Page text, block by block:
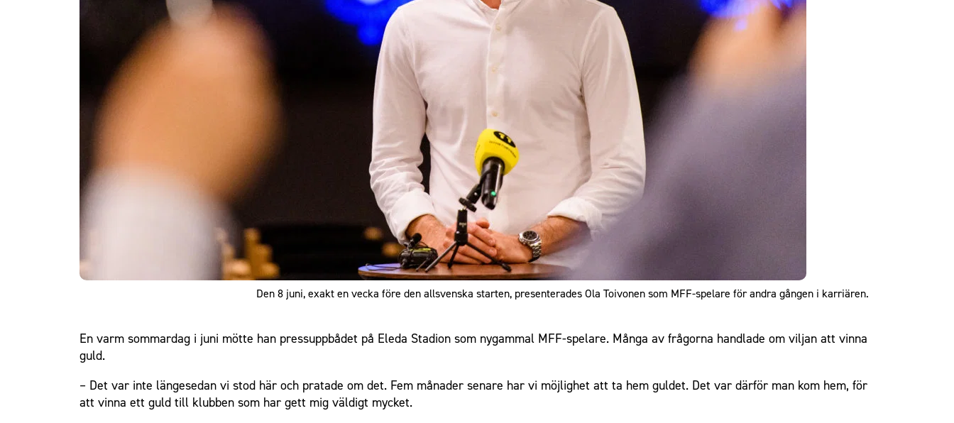
Den 8 juni, exakt en vecka före den allsvenska starten, presenterades Ola Toivonen som MFF-spelare för andra gången i karriären.
En varm sommardag i juni mötte han pressuppbådet på Eleda Stadion som nygammal MFF-spelare. Många av frågorna handlade om viljan att vinna
guld.
– Det var inte längesedan vi stod här och pratade om det. Fem månader senare har vi möjlighet att ta hem guldet. Det var därför man kom hem, för
att vinna ett guld till klubben som har gett mig väldigt mycket.